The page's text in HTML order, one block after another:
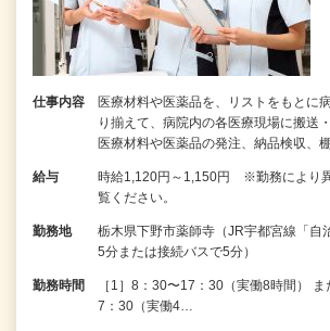
仕事内容
医療材料や医薬品を、リストをもとに
り揃えて、病院内の各医療現場に搬送
医療材料や医薬品の発注、納品検収、
給与
時給1,120円～1,150円 ※勤務により
覧ください。
勤務地
栃木県下野市薬師寺（JR宇都宮線「自
5分または接続バスで5分）
勤務時間
［1］8：30〜17：30（実働8時間）
7：30（実働4…